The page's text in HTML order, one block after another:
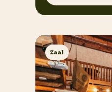
Zaal